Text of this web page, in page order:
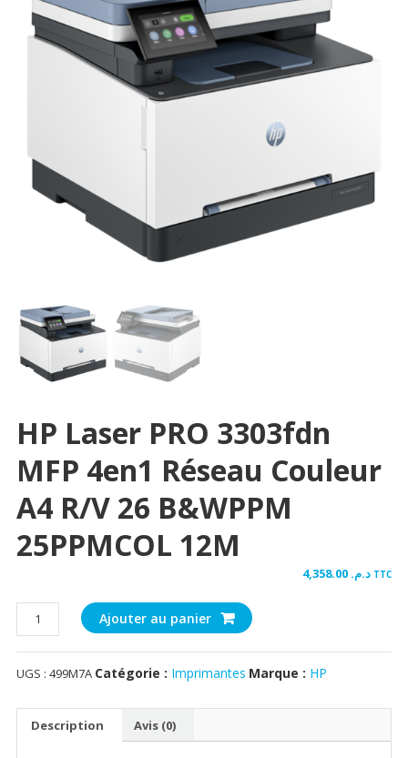
HP Laser PRO 3303fdn
MFP 4en1 Réseau Couleur
A4 R/V 26 B&WPPM
25PPMCOL 12M
د.م. TTC
quantité
de
HP
Laser
Ajouter au panier
UGS : 499M7A Catégorie : Imprimantes Marque : HP
Description Avis (0)